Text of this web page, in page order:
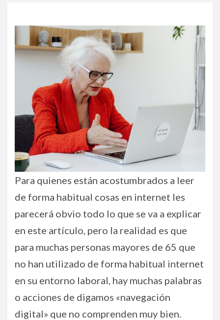
Para quienes están acostumbrados a leer
de forma habitual cosas en internet les
parecerá obvio todo lo que se va a explicar
en este artículo, pero la realidad es que
para muchas personas mayores de 65 que
no han utilizado de forma habitual internet
en su entorno laboral, hay muchas palabras
o acciones de digamos «navegación
digital» que no comprenden muy bien.